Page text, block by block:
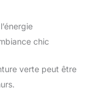
chic
verte peut être